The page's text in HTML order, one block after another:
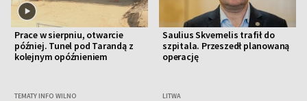
Prace w sierpniu, otwarcie
później. Tunel pod Tarandą z
kolejnym opóźnieniem
TEMATY INFO WILNO
Saulius Skvernelis trafił do
szpitala. Przeszedł planowaną
operację
LITWA